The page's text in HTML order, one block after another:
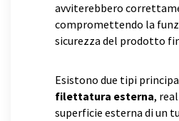
avviterebbero
compromettendo la
sicurezza del prodotto
Esistono due tipi
filettatura esterna,
superficie esterna di un